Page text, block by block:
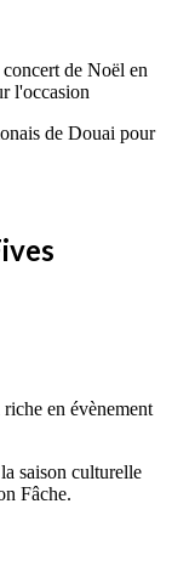
de Noël en
l'occasion
de Douai pour
en évènement
saison culturelle
Fâche.